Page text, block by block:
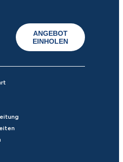
ANGEBOT
EINHOLEN